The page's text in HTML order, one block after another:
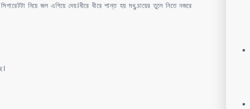
নিয়ে জল এগিয়ে দেয়।ধীরে ধীরে শান্ত হয় মধু,চায়ের তুলে নিতে নজরে